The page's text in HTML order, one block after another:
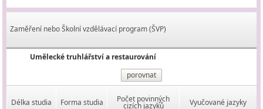
Zaměření nebo Školní vzdělávací program (ŠVP)
Umělecké truhlářství a restaurování
porovnat
Délka studia Forma studia Počet povinných
cizích jazyků Vyučované jazyky